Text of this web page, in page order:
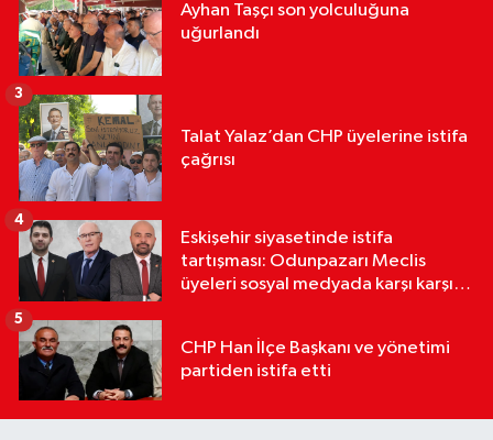
Ayhan Taşçı son yolculuğuna
uğurlandı
Talat Yalaz’dan CHP üyelerine istifa
çağrısı
3
Eskişehir siyasetinde istifa
tartışması: Odunpazarı Meclis
üyeleri sosyal medyada karşı karşıya
4
CHP Han İlçe Başkanı ve yönetimi
partiden istifa etti
5